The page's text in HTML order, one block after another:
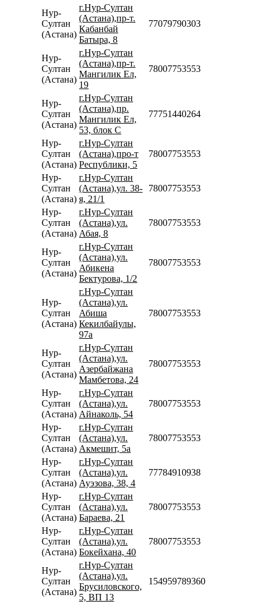
Нур-
Султан
(Астана)
г.Нур-Султан
(Астана),пр-т.
Кабанбай
Батыра, 8
77079790303
Нур-
Султан
(Астана)
г.Нур-Султан
(Астана),пр-т.
Мангилик Ел,
19
78007753553
Нур-
Султан
(Астана)
г.Нур-Султан
(Астана),пр.
Мангилик Ел,
53, блок С
77751440264
Нур-
Султан
(Астана)
г.Нур-Султан
(Астана),про-т
Республики, 5
78007753553
Нур-
Султан
(Астана)
г.Нур-Султан
(Астана),ул. 38-
я, 21/1
78007753553
Нур-
Султан
(Астана)
г.Нур-Султан
(Астана),ул.
Абая, 8
78007753553
Нур-
Султан
(Астана)
г.Нур-Султан
(Астана),ул.
Абикена
Бектурова, 1/2
78007753553
Нур-
Султан
(Астана)
г.Нур-Султан
(Астана),ул.
Абиша
Кекилбайулы,
97а
78007753553
Нур-
Султан
(Астана)
г.Нур-Султан
(Астана),ул.
Азербайжана
Мамбетова, 24
78007753553
Нур-
Султан
(Астана)
г.Нур-Султан
(Астана),ул.
Айнаколь, 54
78007753553
Нур-
Султан
(Астана)
г.Нур-Султан
(Астана),ул.
Акмешит, 5а
78007753553
Нур-
Султан
(Астана)
г.Нур-Султан
(Астана),ул.
Ауэзова, 38, 4
77784910938
Нур-
Султан
(Астана)
г.Нур-Султан
(Астана),ул.
Бараева, 21
78007753553
Нур-
Султан
(Астана)
г.Нур-Султан
(Астана),ул.
Бокейхана, 40
78007753553
Нур-
Султан
(Астана)
г.Нур-Султан
(Астана),ул.
Брусиловского,
5, ВП 13
154959789360